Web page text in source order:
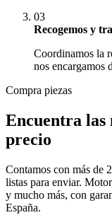
03
Recogemos y
Coordinamos la
nos encargamos
Compra piezas
Encuentra las
precio
Contamos con más de
listas para enviar.
y mucho más, con
España.